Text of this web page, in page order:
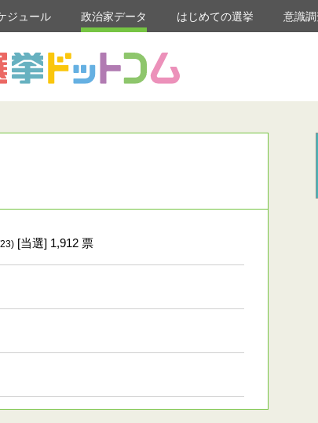
ジュール 政治家データ はじめての選挙 意識調
[当選] 1,912 票